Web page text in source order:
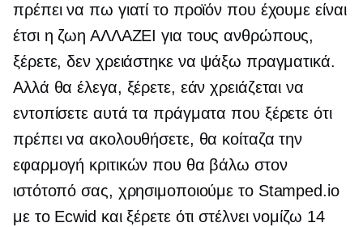
πρέπει να πω γιατί το προϊόν που έχουμε είναι
έτσι η ζωη ΑΛΛΑΖΕΙ για τους ανθρώπους,
ξέρετε, δεν χρειάστηκε να ψάξω πραγματικά.
Αλλά θα έλεγα, ξέρετε, εάν χρειάζεται να
εντοπίσετε αυτά τα πράγματα που ξέρετε ότι
πρέπει να ακολουθήσετε, θα κοίταζα την
εφαρμογή κριτικών που θα βάλω στον
ιστότοπό σας, χρησιμοποιούμε το Stamped.io
με το Ecwid και ξέρετε ότι στέλνει νομίζω 14